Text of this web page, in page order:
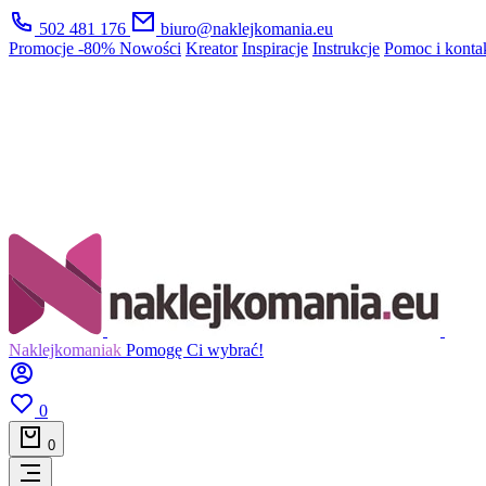
502 481 176
biuro@naklejkomania.eu
Promocje -80% Nowości Kreator Inspiracje Instrukcje Pomoc i
Naklejkomaniak Pomogę Ci wybrać!
0
0